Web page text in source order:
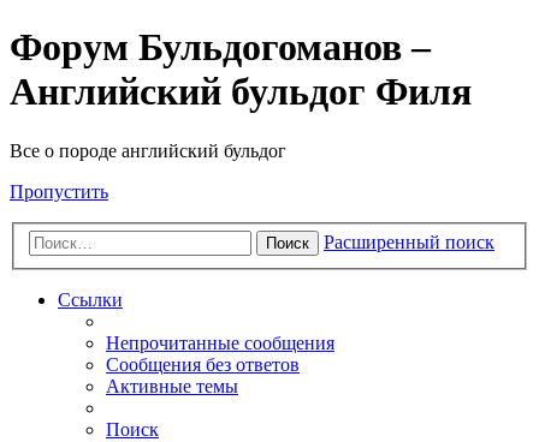
Форум Бульдогоманов –
Английский бульдог Филя
Все о породе английский бульдог
Пропустить
Поиск Расширенный поиск
Ссылки
Непрочитанные сообщения
Сообщения без ответов
Активные темы
Поиск